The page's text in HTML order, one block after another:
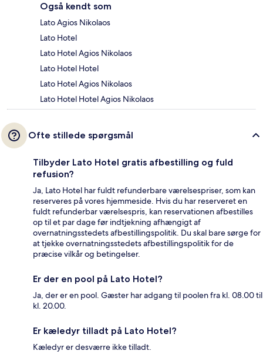
Også kendt som
Lato Agios Nikolaos
Lato Hotel
Lato Hotel Agios Nikolaos
Lato Hotel Hotel
Lato Hotel Agios Nikolaos
Lato Hotel Hotel Agios Nikolaos
Ofte stillede spørgsmål
Tilbyder Lato Hotel gratis afbestilling og fuld
refusion?
Ja, Lato Hotel har fuldt refunderbare værelsespriser, som kan
reserveres på vores hjemmeside. Hvis du har reserveret en
fuldt refunderbar værelsespris, kan reservationen afbestilles
op til et par dage før indtjekning afhængigt af
overnatningsstedets afbestillingspolitik. Du skal bare sørge for
at tjekke overnatningsstedets afbestillingspolitik for de
præcise vilkår og betingelser.
Er der en pool på Lato Hotel?
Ja, der er en pool. Gæster har adgang til poolen fra kl. 08.00 til
kl. 20.00.
Er kæledyr tilladt på Lato Hotel?
Kæledyr er desværre ikke tilladt.